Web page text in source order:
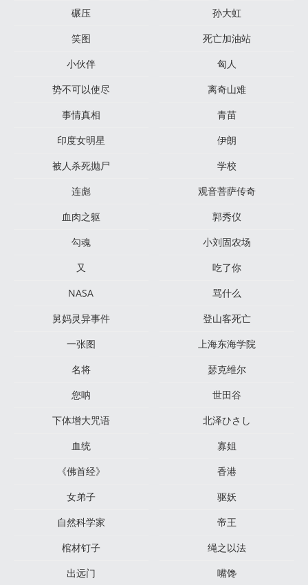
碾压
孙大虹
笑图
死亡加油站
小伙伴
匈人
势不可以使尽
离奇山难
事情真相
青苗
印度女明星
伊朗
被人杀死抛尸
学校
连彪
观音菩萨传奇
血肉之躯
郭秀仪
勾魂
小刘固农场
又
吃了你
NASA
骂什么
舅妈灵异事件
登山客死亡
一张图
上海东海学院
名将
瑟克维尔
您呐
世田谷
下体增大咒语
北泽ひさし
血统
寡姐
《佛首经》
香港
女弟子
驱妖
自然科学家
帝王
棺材钉子
绳之以法
出远门
嘴馋